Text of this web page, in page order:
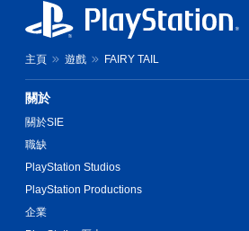
主頁 遊戲 FAIRY TAIL
關於
關於SIE
職缺
PlayStation Studios
PlayStation Productions
企業